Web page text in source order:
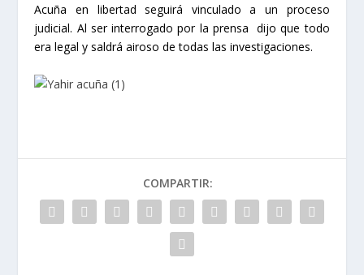
Acuña en libertad seguirá vinculado a un proceso
judicial. Al ser interrogado por la prensa dijo que todo
era legal y saldrá airoso de todas las investigaciones.
COMPARTIR: